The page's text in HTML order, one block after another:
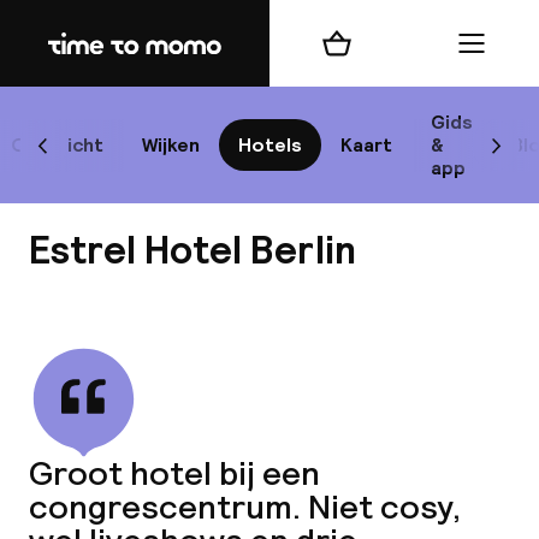
Home
Overzicht Wijken Hotels Kaart
Gids
&
app
Scroll naar links
Winkelmand Menu
Estrel Hotel Berlin
Groot hotel bij een
congrescentrum. Niet cosy,